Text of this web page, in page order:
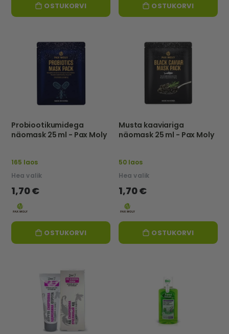
OSTUKORVI OSTUKORVI
Probiootikumidega
näomask 25 ml - Pax Moly
165 laos
Hea valik
1,70 €
OSTUKORVI
Musta kaaviariga
näomask 25 ml - Pax Moly
50 laos
Hea valik
1,70 €
OSTUKORVI